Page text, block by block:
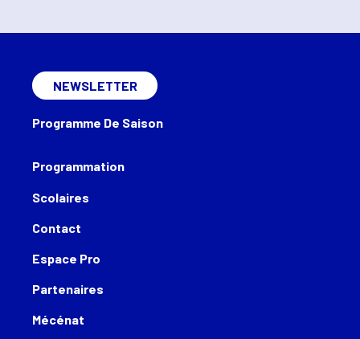
Programmation
Scolaires
Contact
Espace Pro
Partenaires
Mécénat
NEWSLETTER
Programme De Saison